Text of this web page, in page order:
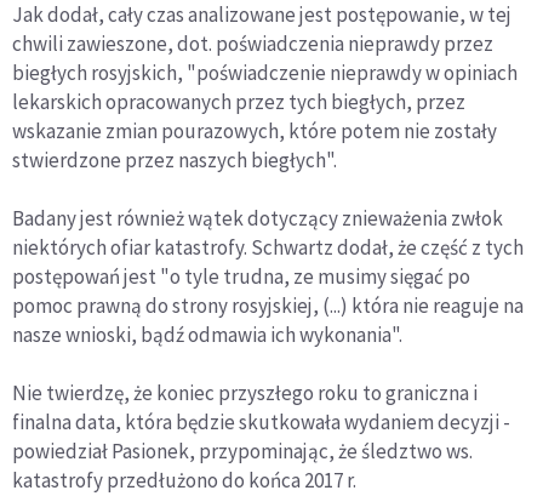
Jak dodał, cały czas analizowane jest postępowanie, w tej
chwili zawieszone, dot. poświadczenia nieprawdy przez
biegłych rosyjskich, "poświadczenie nieprawdy w opiniach
lekarskich opracowanych przez tych biegłych, przez
wskazanie zmian pourazowych, które potem nie zostały
stwierdzone przez naszych biegłych".
Badany jest również wątek dotyczący znieważenia zwłok
niektórych ofiar katastrofy. Schwartz dodał, że część z tych
postępowań jest "o tyle trudna, ze musimy sięgać po
pomoc prawną do strony rosyjskiej, (...) która nie reaguje na
nasze wnioski, bądź odmawia ich wykonania".
Nie twierdzę, że koniec przyszłego roku to graniczna i
finalna data, która będzie skutkowała wydaniem decyzji -
powiedział Pasionek, przypominając, że śledztwo ws.
katastrofy przedłużono do końca 2017 r.